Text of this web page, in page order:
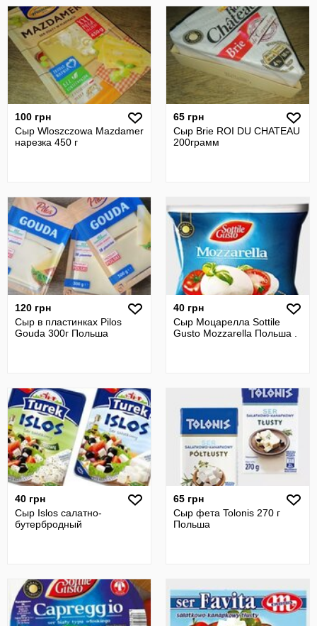
100 грн
Сыр Wloszczowa Mazdamer
нарезка 450 г
65 грн
Сыр Brie ROI DU CHATEAU
200грамм
120 грн
Сыр в пластинках Pilos
Gouda 300г Польша
40 грн
Сыр Моцарелла Sottile
Gusto Mozzarella Польша .
40 грн
Сыр Islos салатно-
бутербродный
65 грн
Сыр фета Tolonis 270 г
Польша